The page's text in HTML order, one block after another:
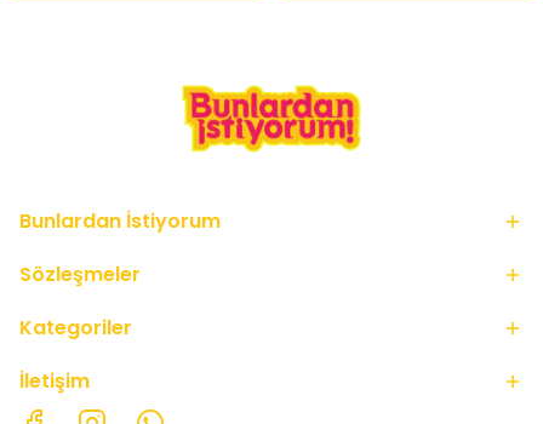
Bunlardan İstiyorum
Sözleşmeler
Kategoriler
İletişim